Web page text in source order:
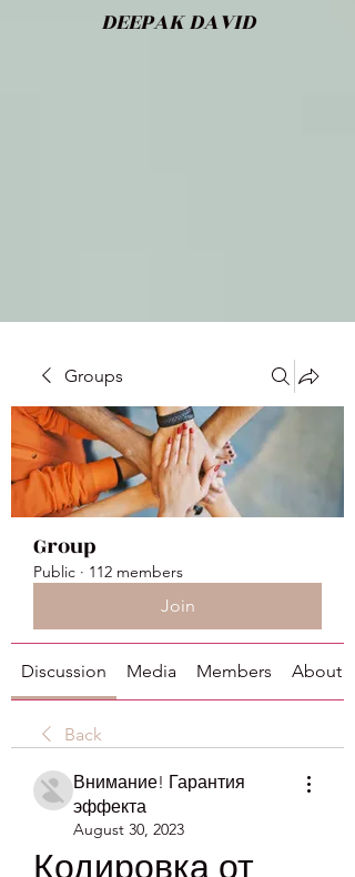
DEEPAK DAVID
Groups
Group
Public · 112 members
Join
Discussion Media Members About
Back
Внимание! Гарантия
эффекта
August 30, 2023
Кодировка от